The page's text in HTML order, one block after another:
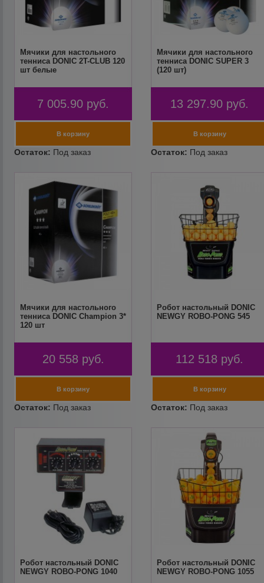
Мячики для настольного
тенниса DONIC 2T-CLUB 120
шт белые
7 005.90 руб.
Мячики для настольного
тенниса DONIC SUPER 3
(120 шт)
13 297.90 руб.
Мячики для настольного
тенниса DONIC Champion 3*
120 шт
20 558 руб.
Робот настольный DONIC
NEWGY ROBO-PONG 545
112 518 руб.
Робот настольный DONIC
NEWGY ROBO-PONG 1040
Робот настольный DONIC
NEWGY ROBO-PONG 1055